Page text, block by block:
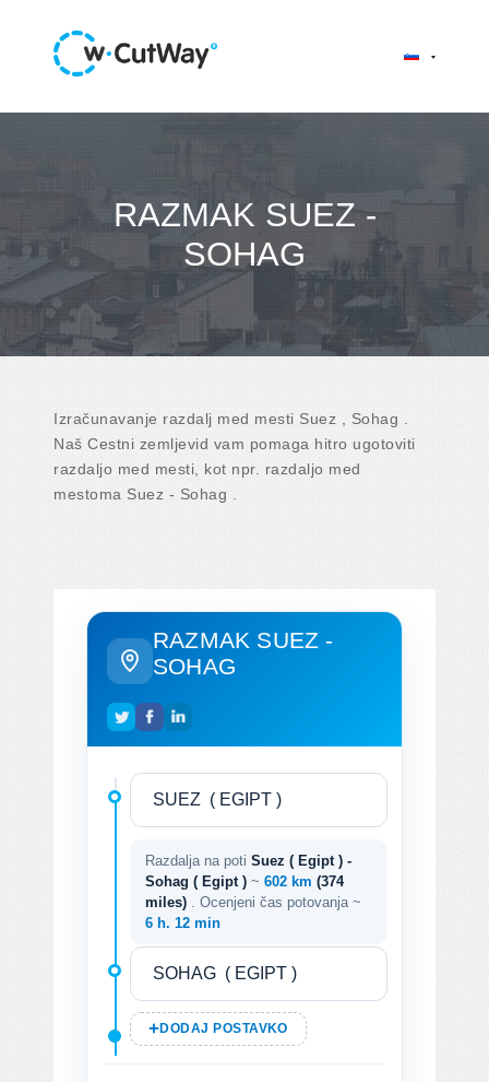
RAZMAK SUEZ -
SOHAG
Izračunavanje razdalj med mesti Suez , Sohag .
Naš Cestni zemljevid vam pomaga hitro ugotoviti
razdaljo med mesti, kot npr. razdaljo med
mestoma Suez - Sohag .
RAZMAK SUEZ -
SOHAG
Razdalja na poti Suez ( Egipt ) -
Sohag ( Egipt ) ~ 602 km (374
miles)
. Ocenjeni čas potovanja ~
6 h. 12 min
DODAJ POSTAVKO